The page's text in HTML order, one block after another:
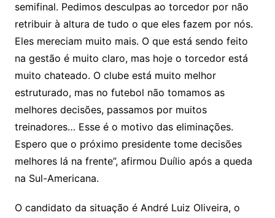
semifinal. Pedimos desculpas ao torcedor por não
retribuir à altura de tudo o que eles fazem por nós.
Eles mereciam muito mais. O que está sendo feito
na gestão é muito claro, mas hoje o torcedor está
muito chateado. O clube está muito melhor
estruturado, mas no futebol não tomamos as
melhores decisões, passamos por muitos
treinadores… Esse é o motivo das eliminações.
Espero que o próximo presidente tome decisões
melhores lá na frente”, afirmou Duílio após a queda
na Sul-Americana.
O candidato da situação é André Luiz Oliveira, o